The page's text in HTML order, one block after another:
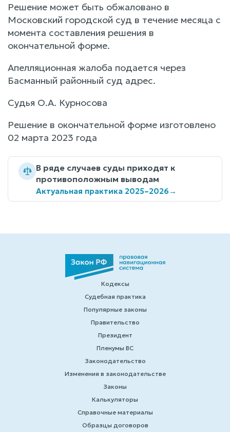
Решение может быть обжаловано в
Московский городской суд в течение месяца с
момента составления решения в
окончательной форме.
Апелляционная жалоба подается через
Басманный районный суд адрес.
Судья О.А. Курносова
Решение в окончательной форме изготовлено
02 марта 2023 года
В ряде случаев суды приходят к
противоположным выводам
Актуальная практика 2025–2026→
Кодексы
Судебная практика
Популярные законы
Правительство
Президент
Пленумы ВС
Законодательство
Изменения в законодательстве
Законы
Калькуляторы
Справочные материалы
Образцы договоров